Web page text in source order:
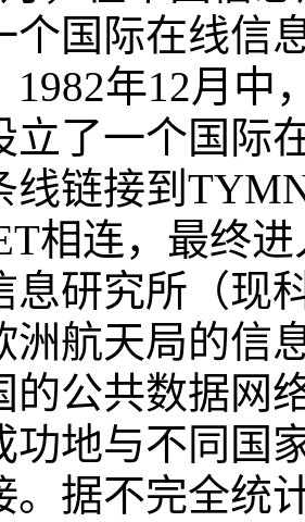
个国际在线信
1982年12月中
立了一个国际
线链接到
相连，最终
息研究所（现
洲航天局的信
的公共数据网
功地与不同国
。据不完全统